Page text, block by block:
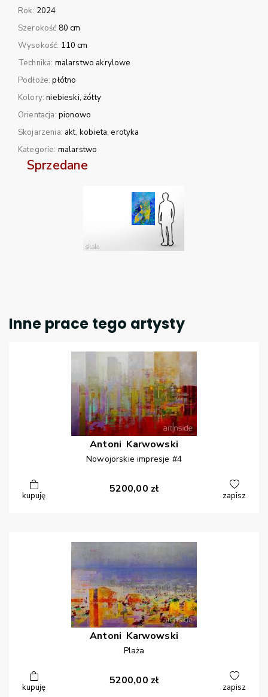
Rok: 2024
Szerokość 80 cm
Wysokość: 110 cm
Technika: malarstwo akrylowe
Podłoże:płótno
Kolory:niebieski żółty
Orientacja: pionowo
Skojarzenia: akt kobieta erotyka
Kategorie: malarstwo
Sprzedane
Inne prace tego artysty
Antoni Karwowski
Nowojorskie impresje #4
kupuję
5200,00 zł
zapisz
Antoni Karwowski
Plaża
kupuję
5200,00 zł
zapisz